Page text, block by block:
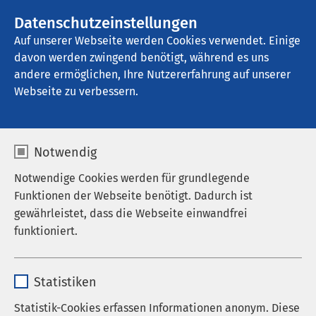
Datenschutzeinstellungen
Auf unserer Webseite werden Cookies verwendet. Einige
davon werden zwingend benötigt, während es uns
andere ermöglichen, Ihre Nutzererfahrung auf unserer
Webseite zu verbessern.
Notwendig
Notwendige Cookies werden für grundlegende
Funktionen der Webseite benötigt. Dadurch ist
gewährleistet, dass die Webseite einwandfrei
funktioniert.
Anbieter sgalinski
Statistiken
Statistik-Cookies erfassen Informationen anonym. Diese
AMEOS Eingliederung Geestland
Auf einen Blick